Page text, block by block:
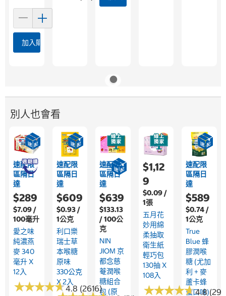
加入購物車
別人也會看
速配限
區隔日
達
$289
$7.09 /
100毫升
愛之味
純濃燕
麥 340
毫升 X
12入
★★★★★
★★★★★4.8 (2616)
速配限
區隔日
達
$609
$0.93 /
1公克
利口樂
瑞士草
本喉糖
原味
330公克
X 2入
速配限
區隔日
達
$639
$133.13
/ 100公
克
NIN
JIOM 京
都念慈
菴潤喉
糖組合
包 (原
$1,12
9
$0.09 /
1張
五月花
妙用綿
柔抽取
衛生紙
輕巧包
130抽 X
108入
★★★★★
★★★★★4.8
速配限
區隔日
達
$589
$0.74 /
1公克
True
Blue 蜂
膠潤喉
糖 (尤加
利 + 麥
蘆卡蜂
蜜口味)